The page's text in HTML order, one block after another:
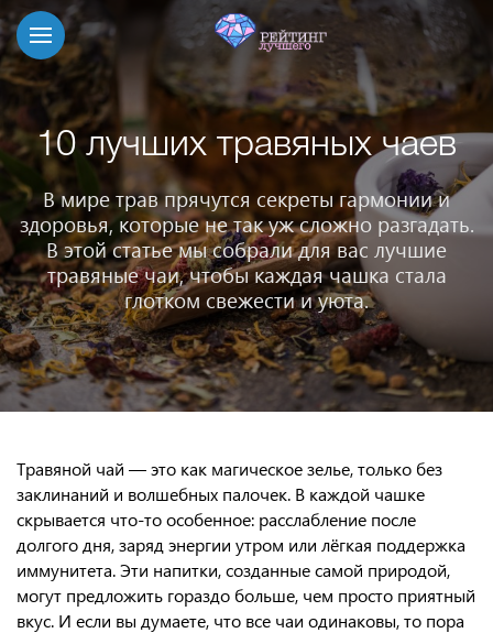
10 лучших травяных чаев
В мире трав прячутся секреты гармонии и
здоровья, которые не так уж сложно разгадать.
В этой статье мы собрали для вас лучшие
травяные чаи, чтобы каждая чашка стала
глотком свежести и уюта.
Травяной чай — это как магическое зелье, только без
заклинаний и волшебных палочек. В каждой чашке
скрывается что-то особенное: расслабление после
долгого дня, заряд энергии утром или лёгкая поддержка
иммунитета. Эти напитки, созданные самой природой,
могут предложить гораздо больше, чем просто приятный
вкус. И если вы думаете, что все чаи одинаковы, то пора